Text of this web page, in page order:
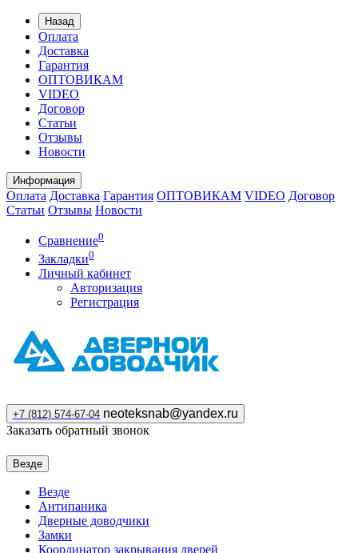
Назад
Оплата
Доставка
Гарантия
ОПТОВИКАМ
VIDEO
Договор
Статьи
Отзывы
Новости
Информация
Оплата Доставка Гарантия ОПТОВИКАМ VIDEO Договор
Статьи Отзывы Новости
Сравнение0
Закладки0
Личный кабинет
Авторизация
Регистрация
+7 (812) 574-67-04 neoteksnab@yandex.ru
Заказать обратный звонок
Везде
Везде
Антипаника
Дверные доводчики
Замки
Координатор закрывания дверей